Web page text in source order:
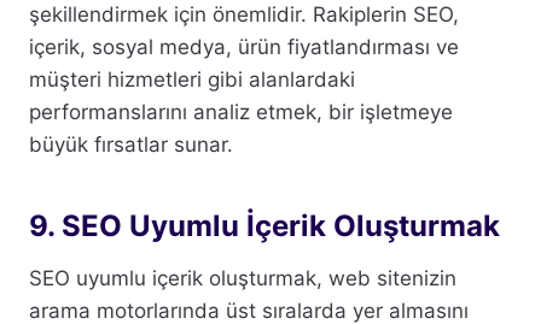
şekillendirmek için önemlidir. Rakiplerin SEO,
içerik, sosyal medya, ürün fiyatlandırması ve
müşteri hizmetleri gibi alanlardaki
performanslarını analiz etmek, bir işletmeye
büyük fırsatlar sunar.
9. SEO Uyumlu İçerik Oluşturmak
SEO uyumlu içerik oluşturmak, web sitenizin
arama motorlarında üst sıralarda yer almasını